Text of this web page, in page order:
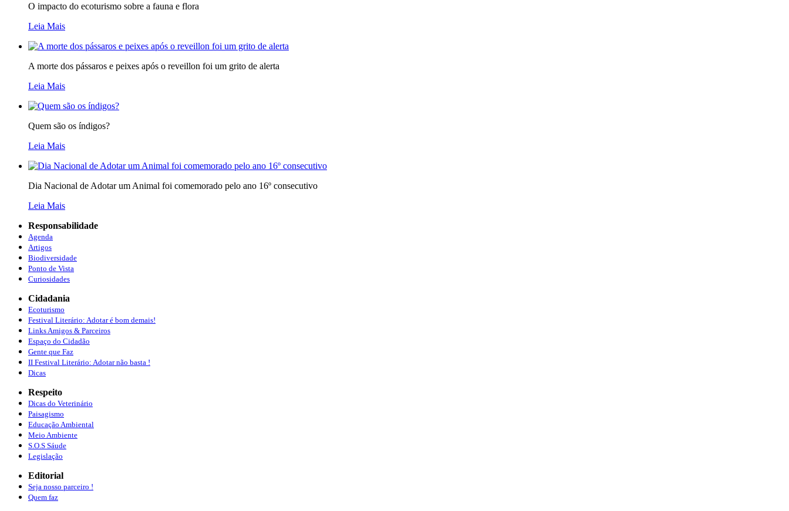
O impacto do ecoturismo sobre a fauna e flora
Leia Mais
A morte dos pássaros e peixes após o reveillon foi um grito de alerta
Leia Mais
Quem são os índigos?
Leia Mais
Dia Nacional de Adotar um Animal foi comemorado pelo ano 16º consecutivo
Leia Mais
Responsabilidade
Agenda
Artigos
Biodiversidade
Ponto de Vista
Curiosidades
Cidadania
Ecoturismo
Festival Literário: Adotar é bom demais!
Links Amigos & Parceiros
Espaço do Cidadão
Gente que Faz
II Festival Literário: Adotar não basta !
Dicas
Respeito
Dicas do Veterinário
Paisagismo
Educação Ambiental
Meio Ambiente
S.O.S Sáude
Legislação
Editorial
Seja nosso parceiro !
Quem faz